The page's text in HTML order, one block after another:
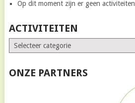
Op dit moment zijn er geen activiteiten
ACTIVITEITEN
ONZE PARTNERS